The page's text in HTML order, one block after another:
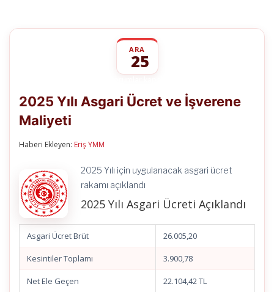
ARA
25
Asgari
Ücret
2025 Yılı Asgari Ücret ve İşverene
Maliyeti
Haberi Ekleyen: Eriş YMM
2025 Yılı için uygulanacak asgari ücret
rakamı açıklandı
2025 Yılı Asgari Ücreti Açıklandı
Asgari Ücret Brüt 26.005,20
Kesintiler Toplamı 3.900,78
Net Ele Geçen 22.104,42 TL